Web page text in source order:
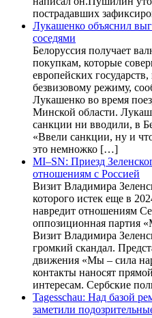
пострадавших
Лукашенко объяснил
соседями
Белоруссия получает
покупкам, которые
европейских
безвизовому режиму,
Лукашенко во время
Минской области.
санкции ни вводили, в
«Ввели санкции, ну и
это немножко […]
MI–SN: Приезд
отношениям с Россией
Визит Владимира
которого истек еще в
навредит отношениям
оппозиционная партия
Визит Владимира
громкий скандал.
движения «Мы – сила
контакты наносят
интересам. Сербские
Tagesschau: Над базой
заметили